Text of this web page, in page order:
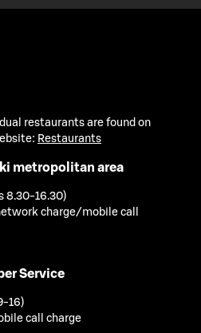
restaurants are found on
Restaurants
metropolitan area
8.30-16.30)
charge/mobile call
Service
16)
call charge